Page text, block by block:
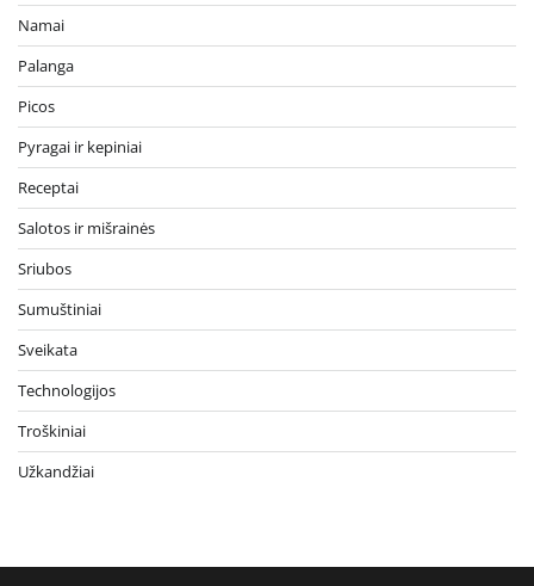
Namai
Palanga
Picos
Pyragai ir kepiniai
Receptai
Salotos ir mišrainės
Sriubos
Sumuštiniai
Sveikata
Technologijos
Troškiniai
Užkandžiai